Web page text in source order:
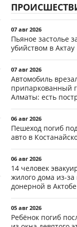
07 авг 2026
Пьяное застолье
убийством в Актау
07 авг 2026
Автомобиль
припаркованный
Алматы: есть
06 авг 2026
Пешеход погиб
авто в
06 авг 2026
14 человек
жилого дома из-
донерной в Актобе
05 авг 2026
Ребёнок погиб